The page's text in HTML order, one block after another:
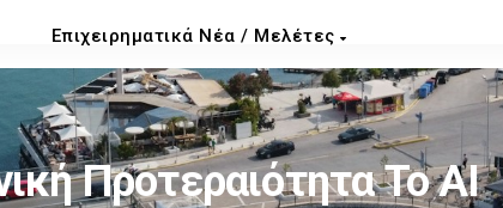
Επιχειρηματικά Νέα / Μελέτες
Προτεραιότητα Το ΑΙ